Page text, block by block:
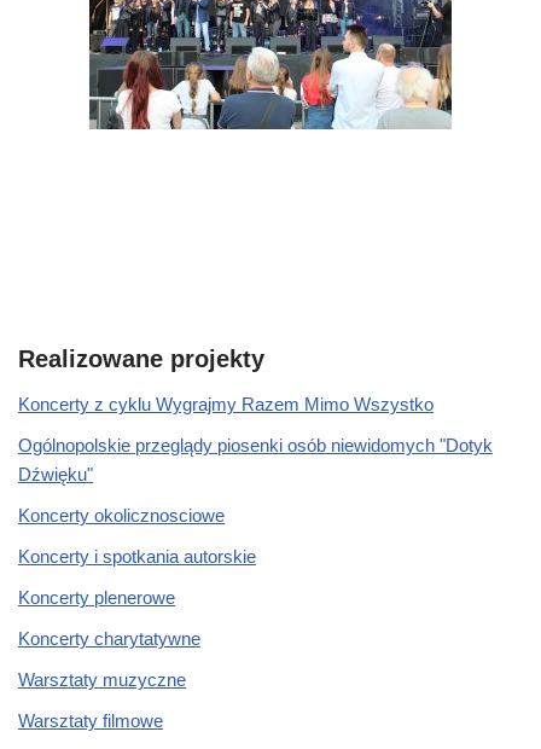
Realizowane projekty
Koncerty z cyklu Wygrajmy Razem Mimo Wszystko
Ogólnopolskie przeglądy piosenki osób niewidomych "Dotyk
Dźwięku"
Koncerty okolicznosciowe
Koncerty i spotkania autorskie
Koncerty plenerowe
Koncerty charytatywne
Warsztaty muzyczne
Warsztaty filmowe